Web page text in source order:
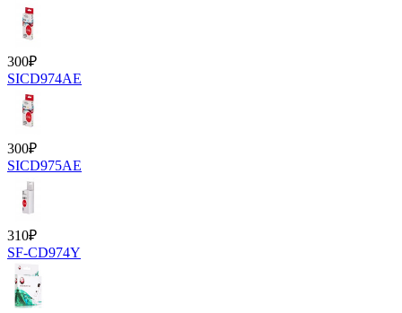
300₽
SICD974AE
300₽
SICD975AE
310₽
SF-CD974Y